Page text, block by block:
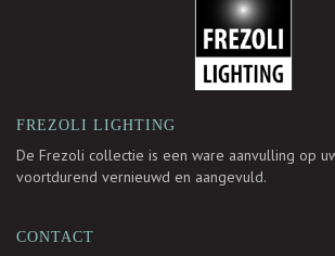
FREZOLI LIGHTING
De Frezoli collectie is een ware aanvulling op
voortdurend vernieuwd en aangevuld.
CONTACT